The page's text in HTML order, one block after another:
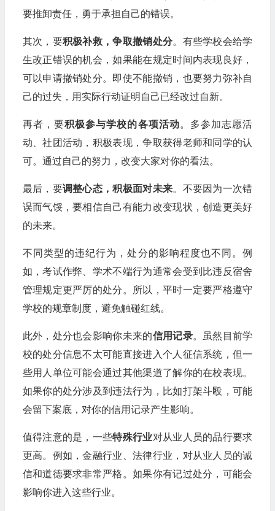
要推卸责任，勇于承担自己的错误。
其次，要积极补救，争取撤销处分。有些学校会给学
生改正错误的机会，如果能在规定时间内表现良好，
可以申请撤销处分。即使不能撤销，也要努力弥补自
己的过失，用实际行动证明自己已经改过自新。
再者，要积极参与学校的各项活动。多参加志愿活
动、社团活动，积极表现，争取获得老师和同学的认
可。通过自己的努力，改变大家对你的看法。
最后，要调整心态，积极面对未来。不要因为一次错
误而气馁，要相信自己有能力改变现状，创造更美好
的未来。
不同类型的违纪行为，处分的影响程度也不同。例
如，考试作弊、学术不端行为通常会受到比违反宿舍
管理规定更严厉的处分。所以，平时一定要严格遵守
学校的规章制度，避免触碰红线。
此外，处分也会影响你未来的信用记录。虽然目前学
校的处分信息不太可能直接进入个人征信系统，但一
些用人单位可能会通过其他渠道了解你的在校表现。
如果你的处分涉及到违法行为，比如打架斗殴，可能
会留下案底，对你的信用记录产生影响。
值得注意的是，一些特殊行业对从业人员的品行要求
更高。例如，金融行业、法律行业，对从业人员的诚
信和道德要求非常严格。如果你有记过处分，可能会
影响你进入这些行业。